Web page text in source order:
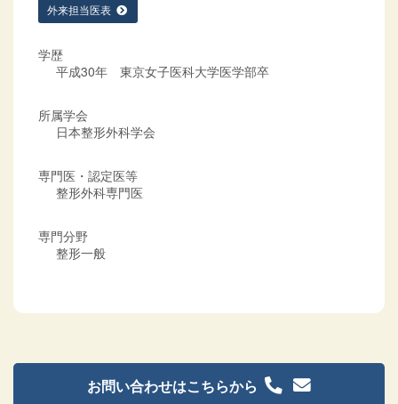
外来担当医表
学歴
平成30年 東京女子医科大学医学部卒
所属学会
日本整形外科学会
専門医・認定医等
整形外科専門医
専門分野
整形一般
お問い合わせはこちらから